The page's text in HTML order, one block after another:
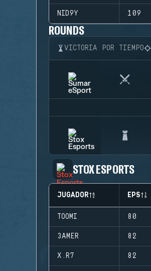
NID9Y 109
ROUNDS
VICTORIA POR TIEMPO
STOX ESPORTS
JUGADOR EPS
TOOMI 80
3AMER 82
X.R7 82